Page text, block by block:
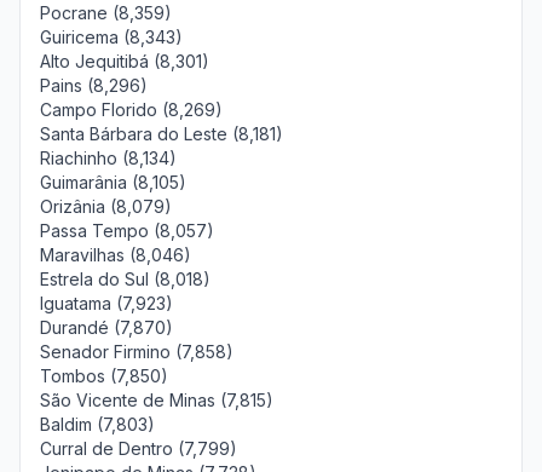
Pocrane (8,359)
Guiricema (8,343)
Alto Jequitibá (8,301)
Pains (8,296)
Campo Florido (8,269)
Santa Bárbara do Leste (8,181)
Riachinho (8,134)
Guimarânia (8,105)
Orizânia (8,079)
Passa Tempo (8,057)
Maravilhas (8,046)
Estrela do Sul (8,018)
Iguatama (7,923)
Durandé (7,870)
Senador Firmino (7,858)
Tombos (7,850)
São Vicente de Minas (7,815)
Baldim (7,803)
Curral de Dentro (7,799)